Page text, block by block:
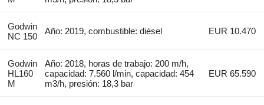
Godwin
NC 150
Año: 2019, combustible: diésel EUR 10.470
Godwin
HL160
M
Año: 2018, horas de trabajo: 200 m/h,
capacidad: 7.560 l/min, capacidad: 454
m3/h, presión: 18,3 bar
EUR 65.590